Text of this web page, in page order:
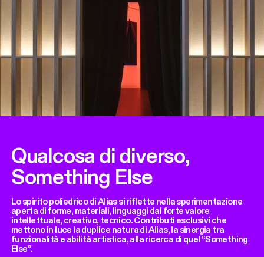
Qualcosa di diverso,
Something Else
Lo spirito poliedrico di Alias si riflette nella sperimentazione
aperta di forme, materiali, linguaggi dal forte valore
intellettuale, creativo, tecnico. Contributi esclusivi che
mettono in luce la duplice natura di Alias, la sinergia tra
funzionalità e abilità artistica, alla ricerca di quel “Something
Else”.